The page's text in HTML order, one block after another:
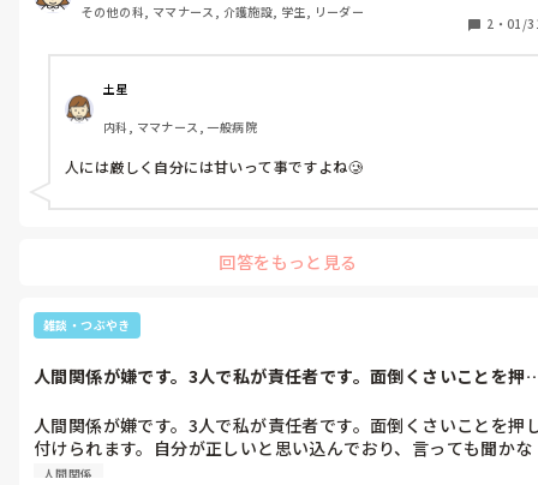
その他の科, ママナース, 介護施設, 学生, リーダー
2 ・ 01/
土星
内科, ママナース, 一般病院
人には厳しく自分には甘いって事ですよね🥲
回答をもっと見る
雑談・つぶやき
人間関係が嫌です。3人で私が責任者です。面倒くさいことを押
人間関係が嫌です。3人で私が責任者です。面倒くさいことを押
付けられます。自分が正しいと思い込んでおり、言っても聞かな
いヤツが1人いて疲れます。
人間関係